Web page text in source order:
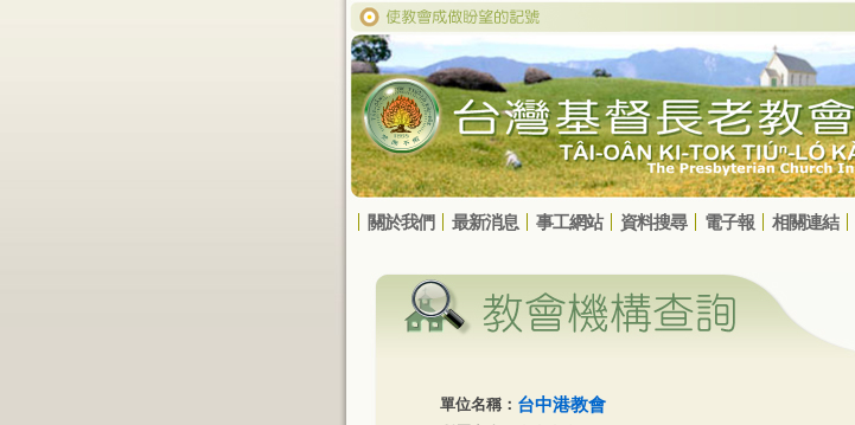
關於我們 最新消息 事工網站 資料搜尋 電子報 相關連結
單位名稱： 台中港教會